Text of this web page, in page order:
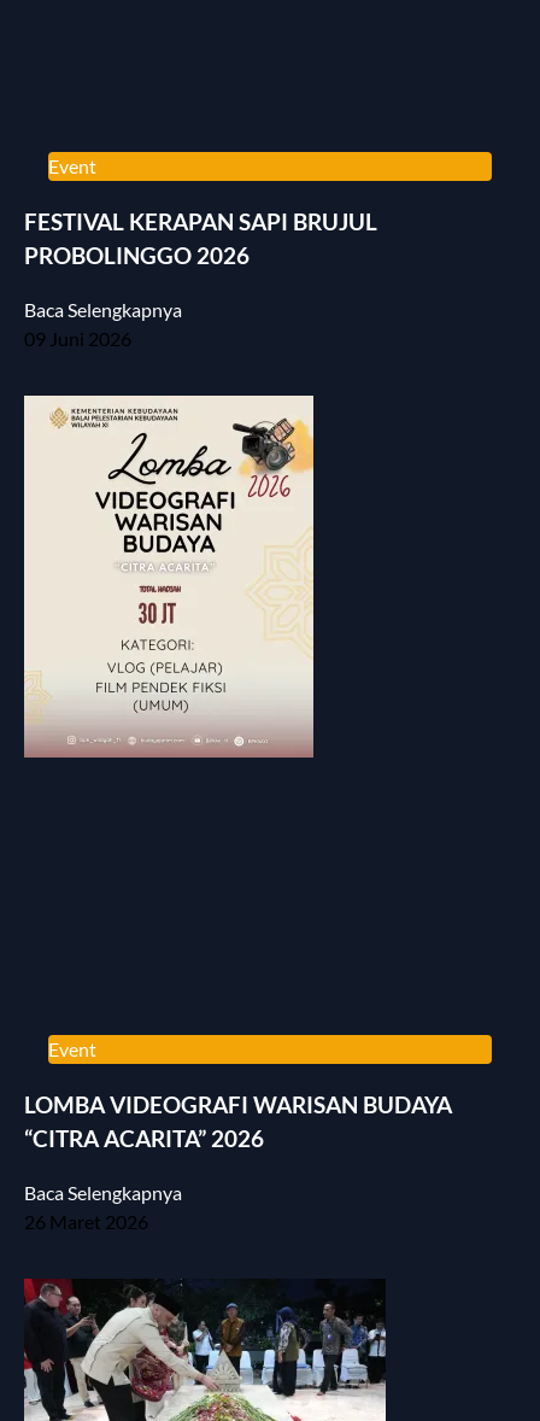
Event
FESTIVAL KERAPAN SAPI BRUJUL
PROBOLINGGO 2026
Baca Selengkapnya
09 Juni 2026
Event
LOMBA VIDEOGRAFI WARISAN BUDAYA
“CITRA ACARITA” 2026
Baca Selengkapnya
26 Maret 2026